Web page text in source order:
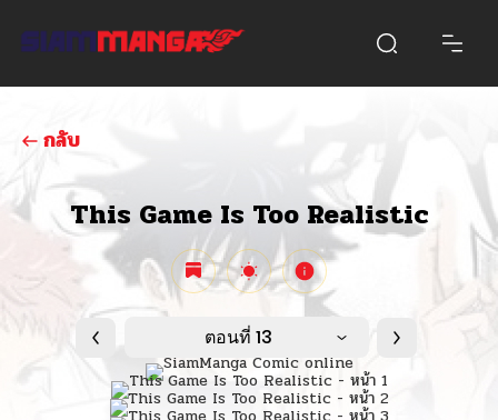
กลับ
This Game Is Too Realistic
ตอนที่ 13